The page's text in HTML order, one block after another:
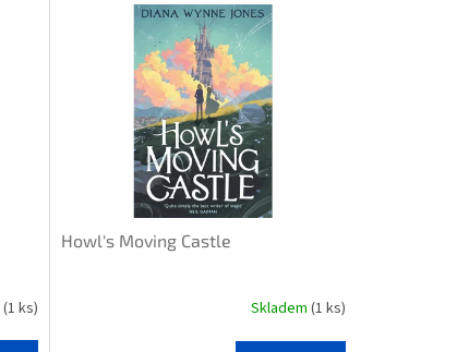
(1 ks)
Howl's Moving Castle
Skladem (1 ks)